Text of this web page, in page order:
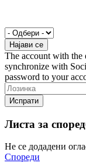
The account with the
synchronize with
password to your
Листа за
Не се додадени
Спореди